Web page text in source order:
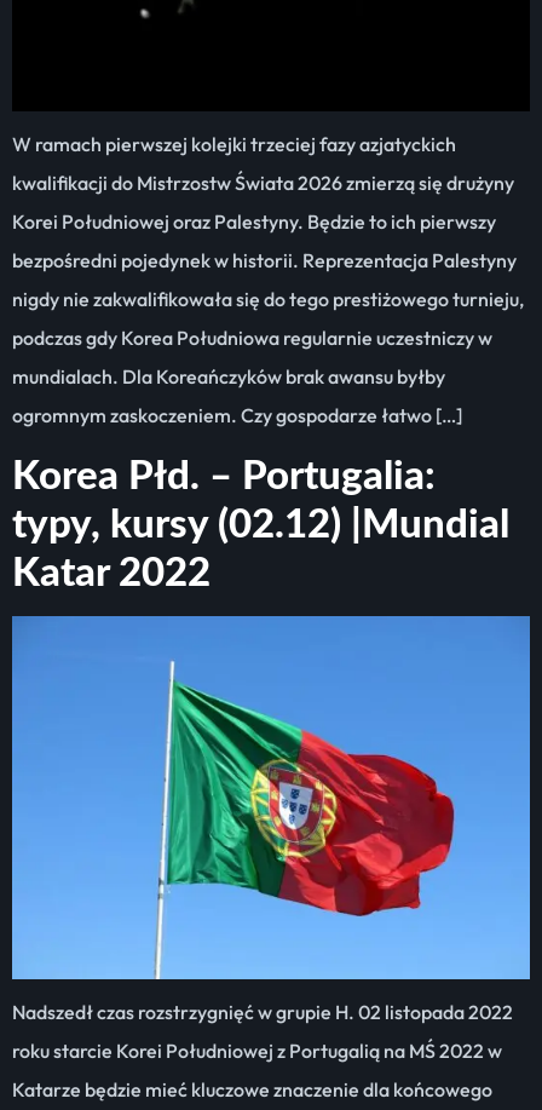
W ramach pierwszej kolejki trzeciej fazy azjatyckich
kwalifikacji do Mistrzostw Świata 2026 zmierzą się drużyny
Korei Południowej oraz Palestyny. Będzie to ich pierwszy
bezpośredni pojedynek w historii. Reprezentacja Palestyny
nigdy nie zakwalifikowała się do tego prestiżowego turnieju,
podczas gdy Korea Południowa regularnie uczestniczy w
mundialach. Dla Koreańczyków brak awansu byłby
ogromnym zaskoczeniem. Czy gospodarze łatwo […]
Korea Płd. – Portugalia:
typy, kursy (02.12) |Mundial
Katar 2022
Nadszedł czas rozstrzygnięć w grupie H. 02 listopada 2022
roku starcie Korei Południowej z Portugalią na MŚ 2022 w
Katarze będzie mieć kluczowe znaczenie dla końcowego